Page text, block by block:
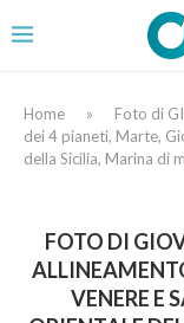
Home »
Foto di
dei 4 pianeti, Marte,
della Sicilia, Marina di
FOTO DI
VENERE E